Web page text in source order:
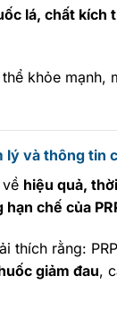
lá, chất kích
khỏe mạnh,
lý và thông tin
hiệu quả,
chế của
thích rằng: PRP
giảm đau,